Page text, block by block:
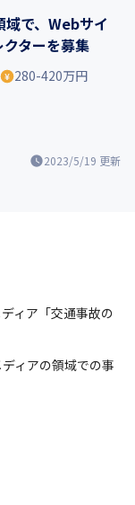
域で、Webサイ
ターを募集
2023/5/19 更新
280-420万円
ィア「交通事故の
ィアの領域での事